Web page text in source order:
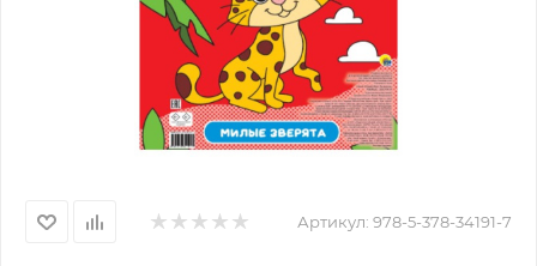
Артикул: 978-5-378-34191-7